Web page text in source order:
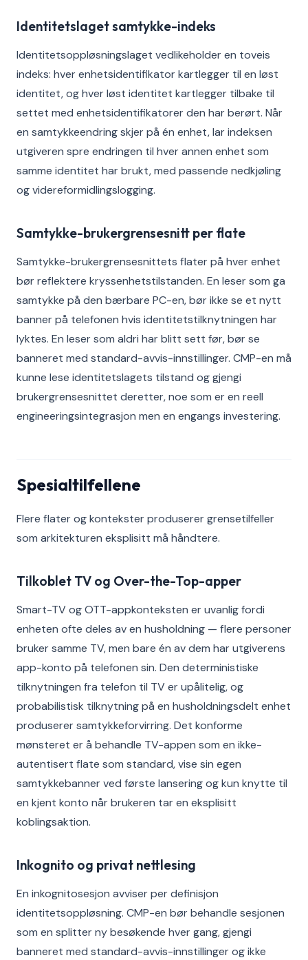
Identitetslaget samtykke-indeks
Identitetsoppløsningslaget vedlikeholder en toveis
indeks: hver enhetsidentifikator kartlegger til en løst
identitet, og hver løst identitet kartlegger tilbake til
settet med enhetsidentifikatorer den har berørt. Når
en samtykkeendring skjer på én enhet, lar indeksen
utgiveren spre endringen til hver annen enhet som
samme identitet har brukt, med passende nedkjøling
og videreformidlingslogging.
Samtykke-brukergrensesnitt per flate
Samtykke-brukergrensesnittets flater på hver enhet
bør reflektere kryssenhetstilstanden. En leser som ga
samtykke på den bærbare PC-en, bør ikke se et nytt
banner på telefonen hvis identitetstilknytningen har
lyktes. En leser som aldri har blitt sett før, bør se
banneret med standard-avvis-innstillinger. CMP-en må
kunne lese identitetslagets tilstand og gjengi
brukergrensesnittet deretter, noe som er en reell
engineeringsintegrasjon men en engangs investering.
Spesialtilfellene
Flere flater og kontekster produserer grensetilfeller
som arkitekturen eksplisitt må håndtere.
Tilkoblet TV og Over-the-Top-apper
Smart-TV og OTT-appkonteksten er uvanlig fordi
enheten ofte deles av en husholdning — flere personer
bruker samme TV, men bare én av dem har utgiverens
app-konto på telefonen sin. Den deterministiske
tilknytningen fra telefon til TV er upålitelig, og
probabilistisk tilknytning på en husholdningsdelt enhet
produserer samtykkeforvirring. Det konforme
mønsteret er å behandle TV-appen som en ikke-
autentisert flate som standard, vise sin egen
samtykkebanner ved første lansering og kun knytte til
en kjent konto når brukeren tar en eksplisitt
koblingsaktion.
Inkognito og privat nettlesing
En inkognitosesjon avviser per definisjon
identitetsoppløsning. CMP-en bør behandle sesjonen
som en splitter ny besøkende hver gang, gjengi
banneret med standard-avvis-innstillinger og ikke